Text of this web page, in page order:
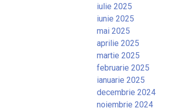
iulie 2025
iunie 2025
mai 2025
aprilie 2025
martie 2025
februarie 2025
ianuarie 2025
decembrie 2024
noiembrie 2024